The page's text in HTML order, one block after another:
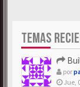
TEMAS
por
Jue,